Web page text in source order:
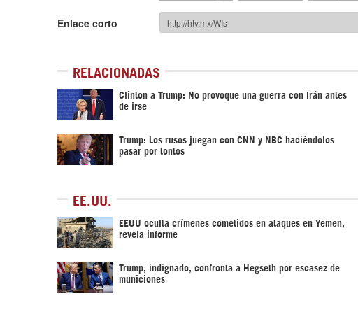
Enlace corto
RELACIONADAS
Clinton a Trump: No provoque una guerra con Irán antes
de irse
Trump: Los rusos juegan con CNN y NBC haciéndolos
pasar por tontos
EE.UU.
EEUU oculta crímenes cometidos en ataques en Yemen,
revela informe
Trump, indignado, confronta a Hegseth por escasez de
municiones